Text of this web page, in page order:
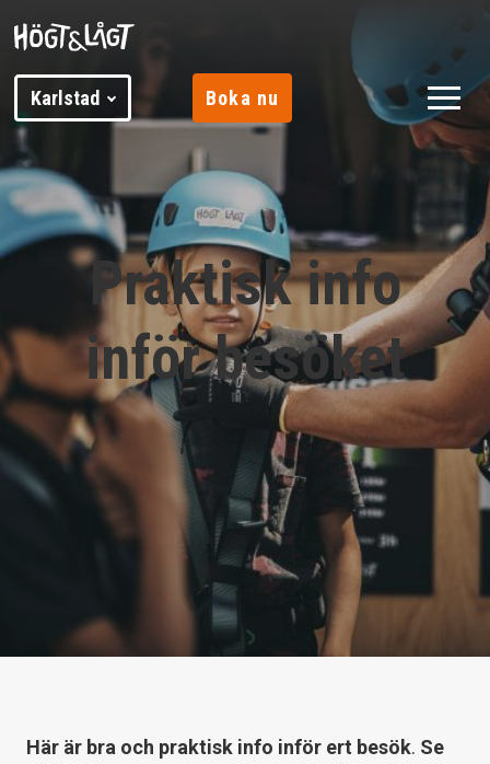
Karlstad Boka nu
Praktisk info
inför besöket
Här är bra och praktisk info inför ert besök. Se